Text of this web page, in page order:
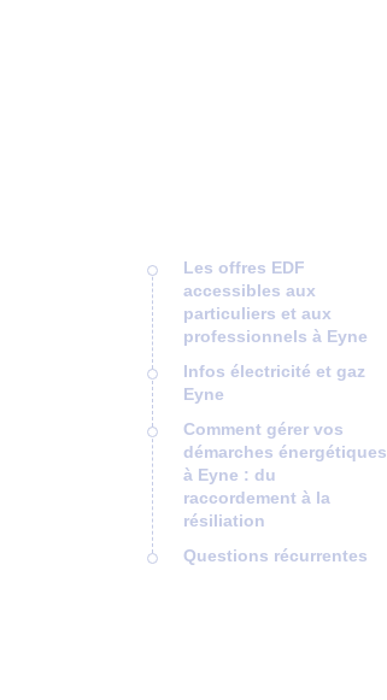
Les offres EDF
accessibles aux
particuliers et aux
professionnels à Eyne
Infos électricité et gaz
Eyne
Comment gérer vos
démarches énergétiques
à Eyne : du
raccordement à la
résiliation
Questions récurrentes